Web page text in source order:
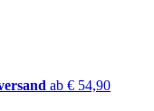
ab € 54,90